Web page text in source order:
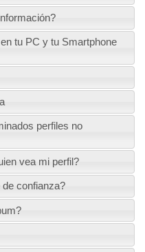
tu PC y tu Smartphone
perfiles no
vea mi perfil?
confianza?